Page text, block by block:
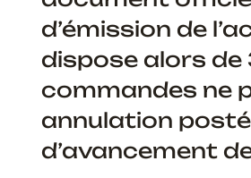
d’émission de
dispose alors de
commandes ne
annulation
d’avancement